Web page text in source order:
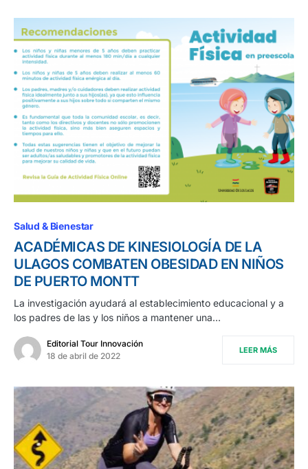
Salud & Bienestar
ACADÉMICAS DE KINESIOLOGÍA DE LA
ULAGOS COMBATEN OBESIDAD EN NIÑOS
DE PUERTO MONTT
La investigación ayudará al establecimiento educacional y a
los padres de las y los niños a mantener una…
Editorial Tour Innovación
18 de abril de 2022
LEER MÁS